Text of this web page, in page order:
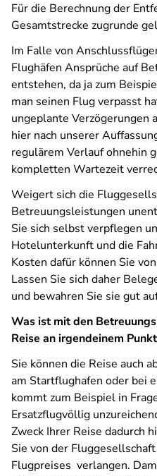
Für die Berechnung der
Gesamtstrecke zugrunde
Im Falle von
Flughäfen Ansprüche auf
entstehen, da ja zum
man seinen Flug verpasst
ungeplante
hier nach unserer
regulärem Verlauf ohnehin
kompletten Wartezeit
Weigert sich die
Betreuungsleistungen
Sie sich selbst verpflegen
Hotelunterkunft und die
Kosten dafür können Sie
Lassen Sie sich daher
und bewahren Sie sie gut
Was ist mit den
Reise an irgendeinem
Sie können die Reise auch
am Startflughafen oder bei
kommt zum Beispiel in
Ersatzflugvöllig
Zweck Ihrer Reise dadurch
Sie von der
Flugpreises verlangen.